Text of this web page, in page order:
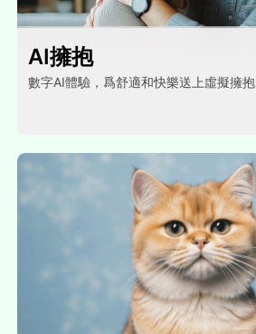
AI擁抱
數字AI體驗，爲舒適和快樂送上虛擬擁抱